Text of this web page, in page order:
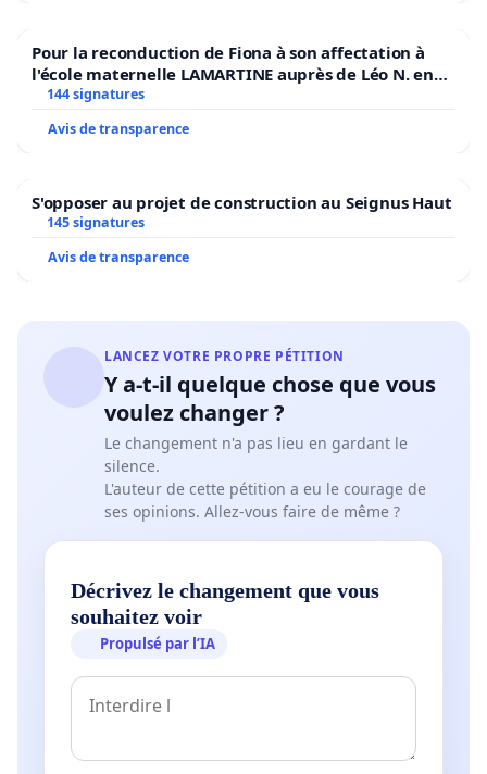
Pour la reconduction de Fiona à son affectation à
l'école maternelle LAMARTINE auprès de Léo N. en
2026/2027
144 signatures
Avis de transparence
S'opposer au projet de construction au Seignus Haut
145 signatures
Avis de transparence
LANCEZ VOTRE PROPRE PÉTITION
Y a-t-il quelque chose que vous
voulez changer ?
Le changement n'a pas lieu en gardant le
silence.
L'auteur de cette pétition a eu le courage de
ses opinions. Allez-vous faire de même ?
Décrivez le changement que vous
souhaitez voir
Propulsé par l’IA